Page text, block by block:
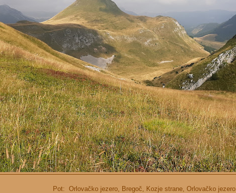
Pot: Orlovačko jezero, Bregoč, Kozje strane, Orlovačko jezero